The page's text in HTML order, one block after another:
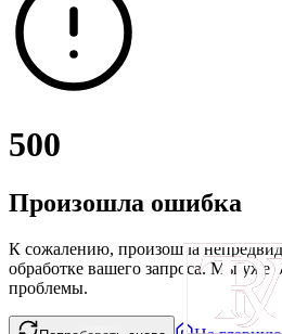
500
Произошла ошибка
К сожалению, произошла
обработке вашего запроса. Мы уже
проблемы.